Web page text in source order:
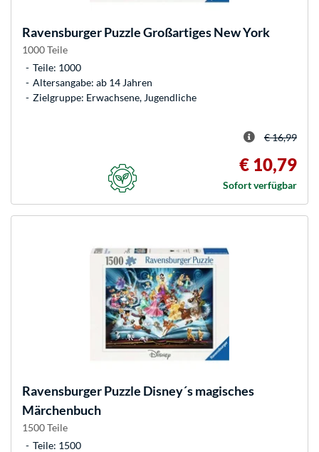
RavensburgerPuzzle Großartiges New York
1000 Teile
Teile: 1000
Altersangabe: ab 14 Jahren
Zielgruppe: Erwachsene, Jugendliche
€ 16,99
€ 10,79
Sofort verfügbar
RavensburgerPuzzle Disney´s magisches
Märchenbuch
1500 Teile
Teile: 1500